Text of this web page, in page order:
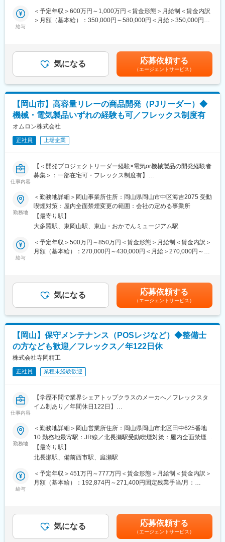
最適を追求したものづくりを実現しています。
また、三菱電機をはじめとする大手メーカーとの取引実績があ
どまらず、グローバルでのモノづくりやビジネス展開に関わる機
会もあります。
安定した事業基盤のもとで、特定業務に限定されない経験を積み
ながら、長期的に通用するスキルとキャリアを築ける点が当社の
特徴です。
変更の範囲：会社の定める業務
・品質保証体制の再構築（標準化・KPI設計・仕組み化）
・品質不具合の原因分析～再発防止策の全社展開
置）
チームマネジメント・品質KPIの再設計
↓（1～2年）
品質保証部門の責任者として組織運営・戦略立案を担う
■働き方：
月平均残業時間は20時間程度、土日休み、福利厚生も充実してお
り、基本的に転勤も無く、腰を据えて落ち着いて働きたい方には
ぴったりです。
■当社の特徴：
ビ・カーオーディオ・エアコン）をはじめ、半導体関連容器や精
密部品など、高い品質要求が求められる領域のプラスチック製品
を手掛けています。
最大の特徴は、材料検討・金型設計製作・成形・加飾加工・組立
分最適ではなく設計段階から量産工程まで横断した品質づくりが
可能であり、品質保証として工程全体に踏み込んだ改善を実現で
にとどまらない品質マネジメント経験を積むことで、将来的にも
通用するスキルを身につけられる点が当社の特徴です。
変更の範囲：会社の定める業務
給与
＜予定年収＞600万円～1,000万円＜賃金形態＞月給制＜賃金内訳
＞月額（基本給）：350,000円～580,000円＜月給＞350,000円～
でも目安の金額であり、選考を通じて上下する可能性がありま
す。月給(月額)は固定手当を含めた表記です。
気になる 応募依頼する
（エージェントサービス）
【岡山市】高容量リレーの商品開発（PJリーダー）◆
機械・電気製品いずれの経験も可／フレックス制度有
オムロン株式会社
正社員 上場企業
仕事内容
【＜開発プロジェクトリーダー経験×電気or機械製品の開発経験者
募集＞：一部在宅可・フレックス制度有】
■募集背景：
成長領域としてエネルギー関連業界を設定しており、更なる成長
のため、高容量リレーを有望な市場へ創出しています。成長トレ
ンドにある業務用/系統用太陽光発電、蓄電池市場へ、自社技術に
よる高容量リレーを積極的に市場投入しており、今後の更なる商
品開発加速のため、開発プロジェクトリーダーの増員が必要とな
っています。
・部門横断チーム(CFT)の統括運営
・プロジェクトの計画立案/遂行
■期待する役割：
商品開発プロセスにおける設計開発ステージのPJ統括リーダーの
役割を担うポジションです。
・商品開発プロジェクトの計画どおりの実行(商品リリース)
・組織力向上として、商品開発のスピード(リードタイム短縮)と質
(計画達成度)の進化
■開発環境：
・3D-CAD((SolidWorks)、CAEシミュレーション
・各種測定/実験装置
■配属組織について：
・配属部門(新業界開1開1)：約20名 ※年齢層は20～30代の若手
が多い（男女比率:男85%/女15%）
・開発プロジェクト毎のチーム：自部門4～6名／部門横断プロジ
上位組織である新業界事業部のミッションは、持続的な収益を伴
■この仕事の魅力：
勤務地
＜勤務地詳細＞岡山事業所住所：岡山県岡山市中区海吉2075 受動
喫煙対策：屋内全面禁煙変更の範囲：会社の定める事業所
【最寄り駅】
大多羅駅、東岡山駅、東山・おかでんミュージアム駅
給与
＜予定年収＞500万円～850万円＜賃金形態＞月給制＜賃金内訳＞
月額（基本給）：270,000円～430,000円＜月給＞270,000円～
(月額)は固定手当を含めた表記です。
気になる 応募依頼する
（エージェントサービス）
【岡山】保守メンテナンス（POSレジなど）◆整備士
の方なども歓迎／フレックス／年122日休
株式会社寺岡精工
正社員 業種未経験歓迎
仕事内容
【学歴不問で業界シェアトップクラスのメーカへ／フレックスタ
イム制あり／年間休日122日】
■業務内容：
レジシステムや電子秤、郵便局の窓口端末など、自社製品の電子
機器のメンテナンスや修理、見積り・施工内容のレポートなど携
わり、欠陥がある場合には原因を調査し、対応します。
■各業務の説明：
◎メンテナンス
◎修理
顧客からコールセンターへ修理の依頼が入り、近隣の営業所に在
籍するサービスエンジニアにアサインします。1日少なくて2～3
勤務地
＜勤務地詳細＞岡山営業所住所：岡山県岡山市北区田中625番地
10 勤務地最寄駅：JR線／北長瀬駅受動喫煙対策：屋内全面禁煙変
更の範囲：会社の定める事業所（リモートワーク含む）
【最寄り駅】
北長瀬駅、備前西市駅、庭瀬駅
給与
＜予定年収＞451万円～777万円＜賃金形態＞月給制＜賃金内訳＞
月額（基本給）：192,874円～271,400円固定残業手当/月：
年収は基本給＋諸手当＋季節賞与＋インセンティブ賞与を含む・
季節賞与（6月・12月）：基本給2ヶ月分（経営職は1.5ヶ月分）×
年2回・インセンティブ賞与（2月）：配属部門・会社業績により
気になる 応募依頼する
（エージェントサービス）